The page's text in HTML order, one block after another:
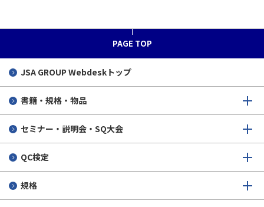
PAGE TOP
JSA GROUP Webdeskトップ
書籍・規格・物品
セミナー・説明会・SQ大会
QC検定
規格